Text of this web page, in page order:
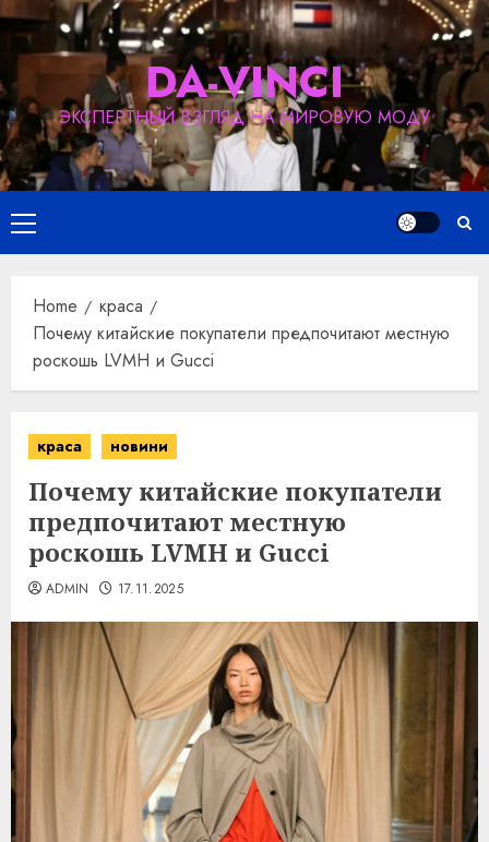
Skip
content
DA-VINCI
ЭКСПЕРТНЫЙ ВЗГЛЯД НА МИРОВУЮ МОДУ
Primary
Menu
Home
краса
Почему китайские покупатели предпочитают местную
роскошь LVMH и Gucci
краса новини
Почему китайские покупатели
предпочитают местную
роскошь LVMH и Gucci
ADMIN 17.11.2025